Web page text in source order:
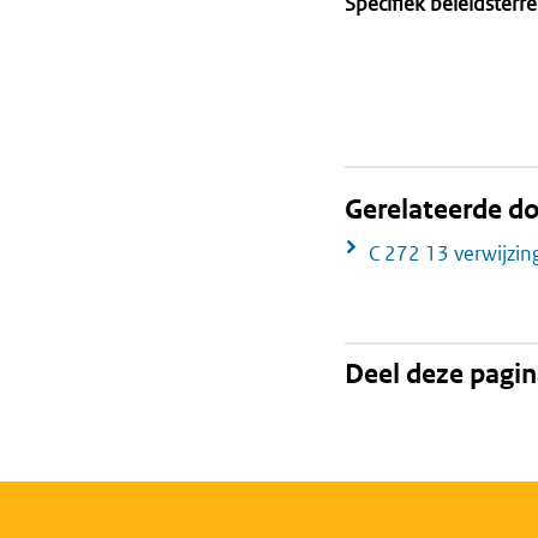
Gerelateerde
C 272 13
Deel deze